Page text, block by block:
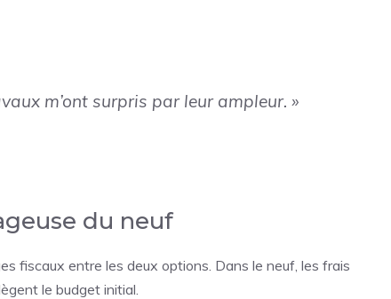
m’ont surpris par leur ampleur. »
du neuf
fiscaux entre les deux options. Dans le neuf, les frais
le budget initial.